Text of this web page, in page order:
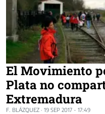
El Movimiento
Plata no
Extremadura
F. BLÁZQUEZ · 19 SEP 2017 - 17:49